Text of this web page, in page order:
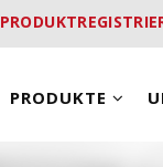
PRODUKTE